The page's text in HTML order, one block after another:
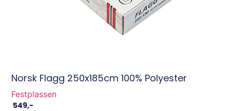
Norsk Flagg 250x185cm 100% Polyester
Festplassen
549,-